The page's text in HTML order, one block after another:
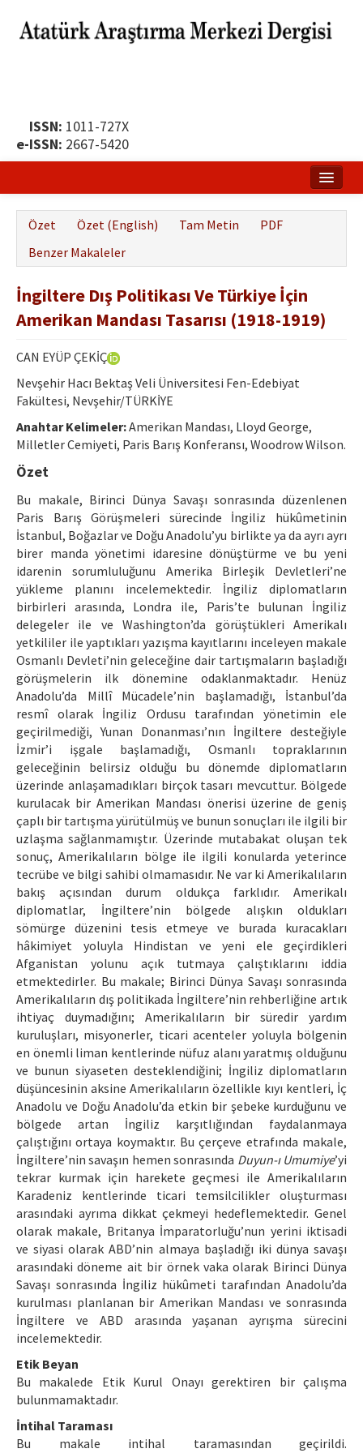
ISSN: 1011-727X
e-ISSN: 2667-5420
Yayın Politikası
Dergi Kurulları
Etik İlkeler
Yazar Rehberi
Hakem Rehberi
İletişim
Özet Özet (English) Tam Metin
PDF
Benzer Makaleler
İngiltere Dış Politikası Ve Türkiye İçin
Amerikan Mandası Tasarısı (1918-1919)
CAN EYÜP ÇEKİÇ
Nevşehir Hacı Bektaş Veli Üniversitesi Fen-Edebiyat
Fakültesi, Nevşehir/TÜRKİYE
Anahtar Kelimeler:Amerikan Mandası, Lloyd George,
Milletler Cemiyeti, Paris Barış Konferansı, Woodrow Wilson.
Özet
Bu makale, Birinci Dünya Savaşı sonrasında düzenlenen
Paris Barış Görüşmeleri sürecinde İngiliz hükûmetinin
İstanbul, Boğazlar ve Doğu Anadolu’yu birlikte ya da ayrı ayrı
birer manda yönetimi idaresine dönüştürme ve bu yeni
idarenin sorumluluğunu Amerika Birleşik Devletleri’ne
yükleme planını incelemektedir. İngiliz diplomatların
birbirleri arasında, Londra ile, Paris’te bulunan İngiliz
delegeler ile ve Washington’da görüştükleri Amerikalı
yetkililer ile yaptıkları yazışma kayıtlarını inceleyen makale
Osmanlı Devleti’nin geleceğine dair tartışmaların başladığı
görüşmelerin ilk dönemine odaklanmaktadır. Henüz
Anadolu’da Millî Mücadele’nin başlamadığı, İstanbul’da
resmî olarak İngiliz Ordusu tarafından yönetimin ele
geçirilmediği, Yunan Donanması’nın İngiltere desteğiyle
İzmir’i işgale başlamadığı, Osmanlı topraklarının
geleceğinin belirsiz olduğu bu dönemde diplomatların
üzerinde anlaşamadıkları birçok tasarı mevcuttur. Bölgede
kurulacak bir Amerikan Mandası önerisi üzerine de geniş
çaplı bir tartışma yürütülmüş ve bunun sonuçları ile ilgili bir
uzlaşma sağlanmamıştır. Üzerinde mutabakat oluşan tek
sonuç, Amerikalıların bölge ile ilgili konularda yeterince
tecrübe ve bilgi sahibi olmamasıdır. Ne var ki Amerikalıların
bakış açısından durum oldukça farklıdır. Amerikalı
diplomatlar, İngiltere’nin bölgede alışkın oldukları
sömürge düzenini tesis etmeye ve burada kuracakları
hâkimiyet yoluyla Hindistan ve yeni ele geçirdikleri
Afganistan yolunu açık tutmaya çalıştıklarını iddia
etmektedirler. Bu makale; Birinci Dünya Savaşı sonrasında
Amerikalıların dış politikada İngiltere’nin rehberliğine artık
ihtiyaç duymadığını; Amerikalıların bir süredir yardım
kuruluşları, misyonerler, ticari acenteler yoluyla bölgenin
en önemli liman kentlerinde nüfuz alanı yaratmış olduğunu
ve bunun siyaseten desteklendiğini; İngiliz diplomatların
düşüncesinin aksine Amerikalıların özellikle kıyı kentleri, İç
Anadolu ve Doğu Anadolu’da etkin bir şebeke kurduğunu ve
bölgede artan İngiliz karşıtlığından faydalanmaya
çalıştığını ortaya koymaktır. Bu çerçeve etrafında makale,
İngiltere’nin savaşın hemen sonrasında Duyun-ı Umumiye’yi
tekrar kurmak için harekete geçmesi ile Amerikalıların
Karadeniz kentlerinde ticari temsilcilikler oluşturması
arasındaki ayrıma dikkat çekmeyi hedeflemektedir. Genel
olarak makale, Britanya İmparatorluğu’nun yerini iktisadi
ve siyasi olarak ABD’nin almaya başladığı iki dünya savaşı
arasındaki döneme ait bir örnek vaka olarak Birinci Dünya
Savaşı sonrasında İngiliz hükûmeti tarafından Anadolu’da
kurulması planlanan bir Amerikan Mandası ve sonrasında
İngiltere ve ABD arasında yaşanan ayrışma sürecini
incelemektedir.
Etik Beyan
Bu makalede Etik Kurul Onayı gerektiren bir çalışma
bulunmamaktadır.
İntihal Taraması
Bu makale intihal taramasından geçirildi.